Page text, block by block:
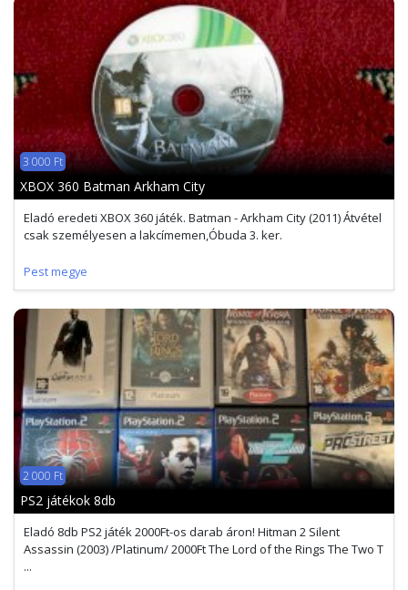
3 000 Ft
XBOX 360 Batman Arkham City
Eladó eredeti XBOX 360 játék. Batman - Arkham City (2011) Átvétel
csak személyesen a lakcímemen,Óbuda 3. ker.
Pest megye
2 000 Ft
PS2 játékok 8db
Eladó 8db PS2 játék 2000Ft-os darab áron! Hitman 2 Silent
Assassin (2003) /Platinum/ 2000Ft The Lord of the Rings The Two T
...